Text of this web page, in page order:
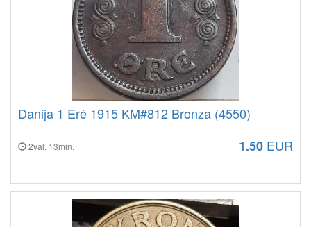
Danija 1 Erė 1915 KM#812 Bronza (4550)
2val. 13min. 1.50 EUR